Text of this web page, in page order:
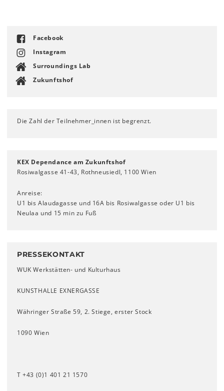
Facebook
Instagram
Surroundings Lab
Zukunftshof
Die Zahl der Teilnehmer_innen ist begrenzt.
KEX Dependance am Zukunftshof
Rosiwalgasse 41-43, Rothneusiedl, 1100 Wien
Anreise:
U1 bis Alaudagasse und 16A bis Rosiwalgasse oder U1 bis
Neulaa und 15 min zu Fuß
PRESSEKONTAKT
WUK Werkstätten- und Kulturhaus
KUNSTHALLE EXNERGASSE
Währinger Straße 59, 2. Stiege, erster Stock
1090 Wien
T +43 (0)1 401 21 1570